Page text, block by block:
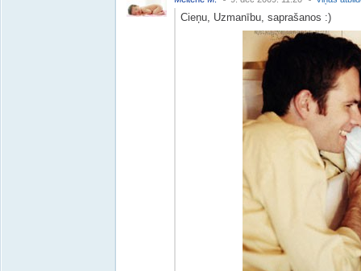
Cieņu, Uzmanību, saprašanos :)